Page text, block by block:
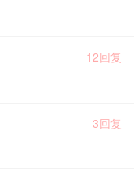
12回复
3回复